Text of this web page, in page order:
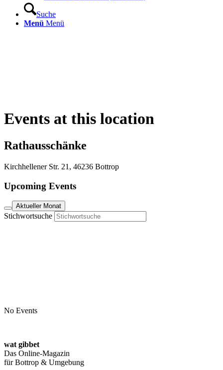
Suche
Menü Menü
Events at this location
Rathausschänke
Kirchhellener Str. 21, 46236 Bottrop
Upcoming Events
Aktueller Monat
Stichwortsuche
No Events
wat gibbet
Das Online-Magazin
für Bottrop & Umgebung